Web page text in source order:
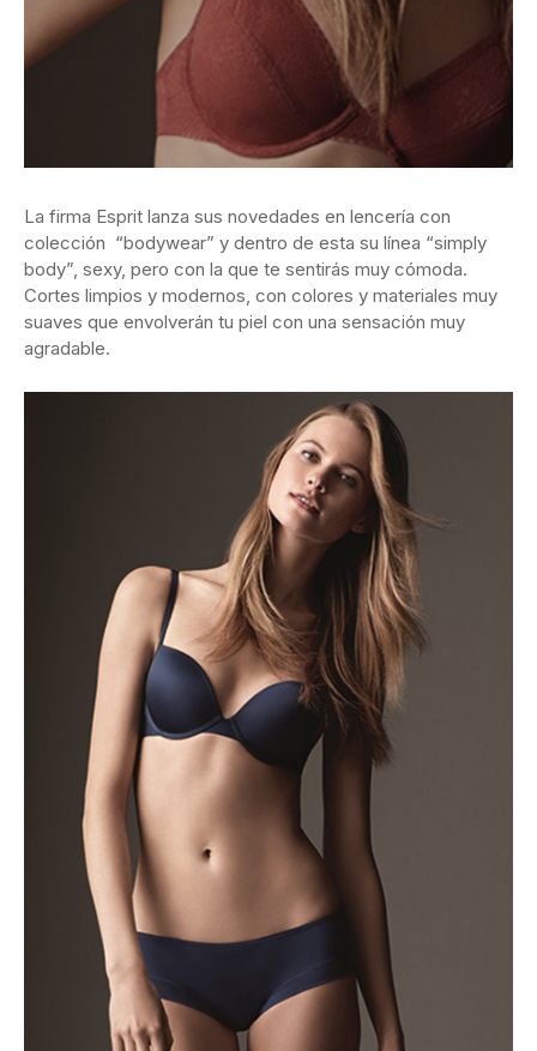
La firma Esprit lanza sus novedades en lencería con
colección “bodywear” y dentro de esta su línea “simply
body”, sexy, pero con la que te sentirás muy cómoda.
Cortes limpios y modernos, con colores y materiales muy
suaves que envolverán tu piel con una sensación muy
agradable.